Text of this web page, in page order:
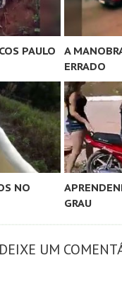
PAULO
A
ERRADO
NO
GRAU
DEIXE UM